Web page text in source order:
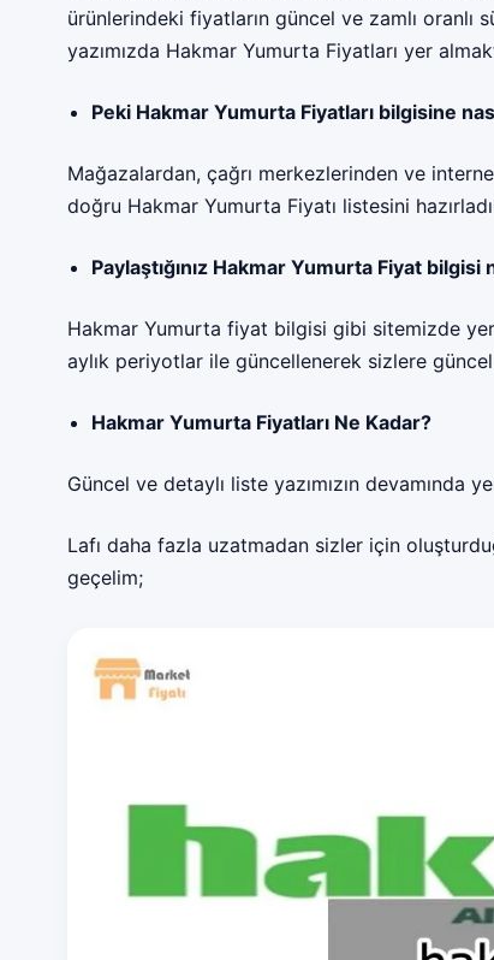
ürünlerindeki fiyatların güncel ve zamlı oranlı
yazımızda Hakmar Yumurta Fiyatları yer
Peki Hakmar Yumurta Fiyatları bilgisine
Mağazalardan, çağrı merkezlerinden ve
doğru Hakmar Yumurta Fiyatı listesini
Paylaştığınız Hakmar Yumurta Fiyat
Hakmar Yumurta fiyat bilgisi gibi sitemizde
aylık periyotlar ile güncellenerek sizlere
Hakmar Yumurta Fiyatları Ne Kadar?
Güncel ve detaylı liste yazımızın devamında
Lafı daha fazla uzatmadan sizler için
geçelim;